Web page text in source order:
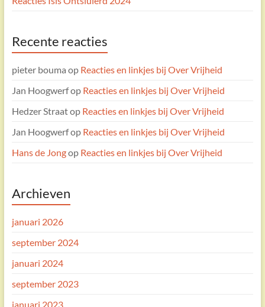
Recente reacties
pieter bouma op Reacties en linkjes bij Over Vrijheid
Jan Hoogwerfop Reacties en linkjes bij Over Vrijheid
Hedzer Straatop Reacties en linkjes bij Over Vrijheid
Jan Hoogwerfop Reacties en linkjes bij Over Vrijheid
Hans de Jongop Reacties en linkjes bij Over Vrijheid
Archieven
januari 2026
september 2024
januari 2024
september 2023
januari 2023